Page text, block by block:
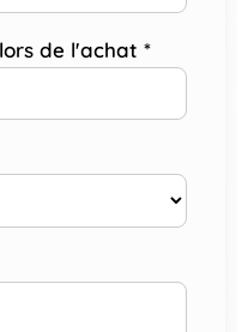
de l'achat *